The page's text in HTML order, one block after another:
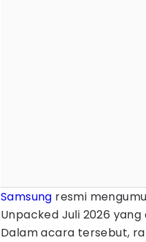
Samsung resmi
Unpacked Juli 2026 yang
Dalam acara tersebut,